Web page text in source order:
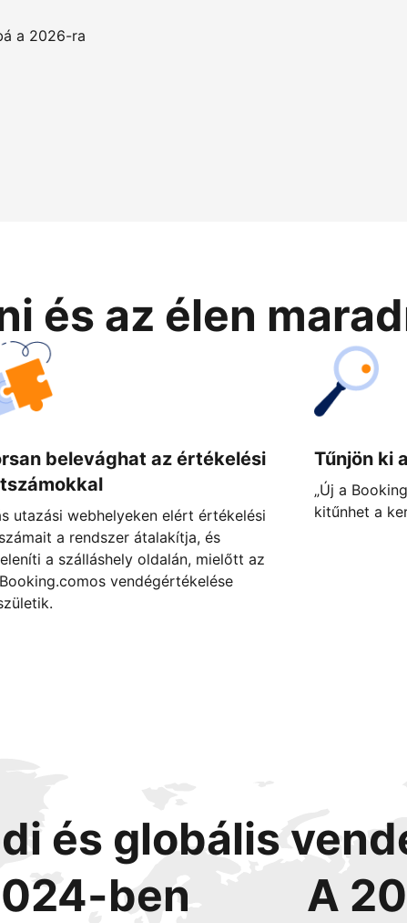
a 2026-ra
és az élen
belevághat az értékelési
utazási webhelyeken elért értékelési
a rendszer átalakítja, és
a szálláshely oldalán, mielőtt az
vendégértékelése
Tűnjön ki
„Új a
kitűnhet a
és globális
ben
A